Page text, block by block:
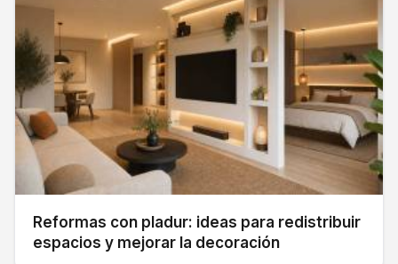
Reformas con pladur: ideas para redistribuir
espacios y mejorar la decoración